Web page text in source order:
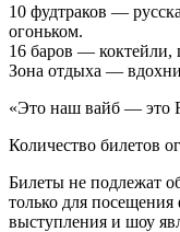
10 фудтраков —
огоньком.
16 баров — коктейли,
Зона отдыха —
«Это наш вайб — это
Количество билетов
Билеты не подлежат
только для
выступления и шоу